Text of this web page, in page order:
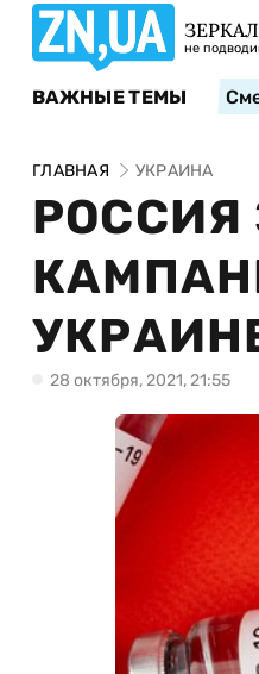
не
ВАЖНЫЕ ТЕМЫ
ГЛАВНАЯ УКРАИНА
28 октября, 2021, 21:55